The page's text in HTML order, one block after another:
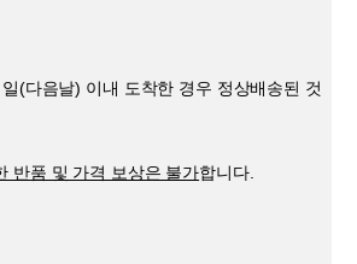
(다음날) 이내 도착한 경우 정상배송된 것
반품 및 가격 보상은 불가합니다.